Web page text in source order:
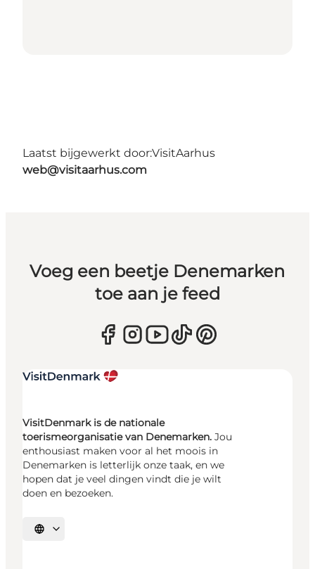
Laatst bijgewerkt door:VisitAarhus
web@visitaarhus.com
Voeg een beetje Denemarken
toe aan je feed
VisitDenmark is de nationale
toerismeorganisatie van Denemarken. Jou
enthousiast maken voor al het moois in
Denemarken is letterlijk onze taak, en we
hopen dat je veel dingen vindt die je wilt
doen en bezoeken.
Selecteer taal